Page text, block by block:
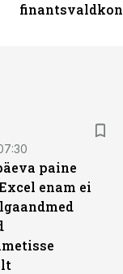
paine
enam ei